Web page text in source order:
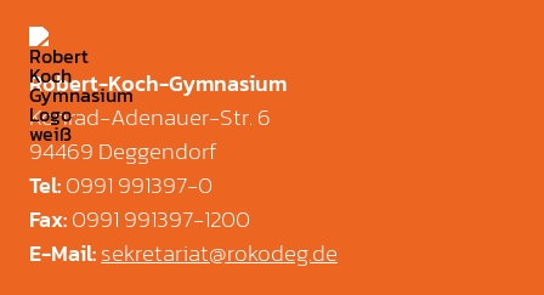
Robert-Koch-Gymnasium
Konrad-Adenauer-Str. 6
94469 Deggendorf
Tel:0991 991397-0
Fax:0991 991397-1200
E-Mail:sekretariat@rokodeg.de